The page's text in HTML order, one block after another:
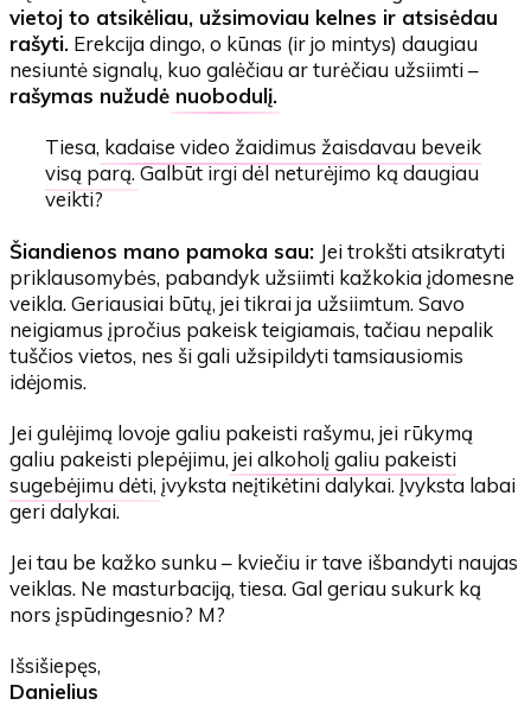
vietoj to atsikėliau, užsimoviau kelnes ir atsisėdau
rašyti. Erekcija dingo, o kūnas (ir jo mintys) daugiau
nesiuntė signalų, kuo galėčiau ar turėčiau užsiimti –
rašymas nužudė nuobodulį.
Tiesa, kadaise video žaidimus žaisdavau beveik
visą parą. Galbūt irgi dėl neturėjimo ką daugiau
veikti?
Šiandienos mano pamoka sau: Jei trokšti atsikratyti
priklausomybės, pabandyk užsiimti kažkokia įdomesne
veikla. Geriausiai būtų, jei tikrai ja užsiimtum. Savo
neigiamus įpročius pakeisk teigiamais, tačiau nepalik
tuščios vietos, nes ši gali užsipildyti tamsiausiomis
idėjomis.
Jei gulėjimą lovoje galiu pakeisti rašymu, jei rūkymą
galiu pakeisti plepėjimu,jei alkoholį galiu pakeisti
sugebėjimu dėti, įvyksta neįtikėtini dalykai. Įvyksta labai
geri dalykai.
Jei tau be kažko sunku – kviečiu ir tave išbandyti naujas
veiklas. Ne masturbaciją, tiesa. Gal geriau sukurk ką
nors įspūdingesnio? M?
Išsišiepęs,
Danielius